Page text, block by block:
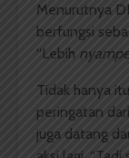
Menurutnya
berfungsi
“Lebih
Tidak hanya
peringatan
juga datang